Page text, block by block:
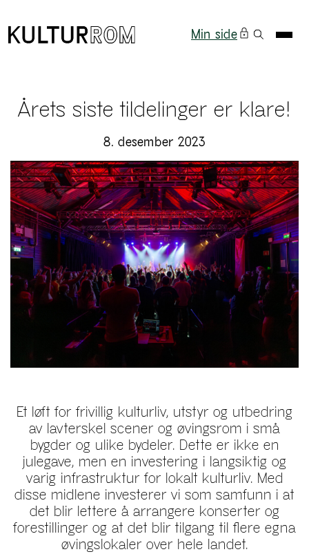
Min side
Årets siste tildelinger er klare!
8. desember 2023
Et løft for frivillig kulturliv, utstyr og utbedring
av lavterskel scener og øvingsrom i små
bygder og ulike bydeler. Dette er ikke en
julegave, men en investering i langsiktig og
varig infrastruktur for lokalt kulturliv. Med
disse midlene investerer vi som samfunn i at
det blir lettere å arrangere konserter og
forestillinger og at det blir tilgang til flere egna
øvingslokaler over hele landet.